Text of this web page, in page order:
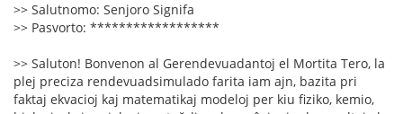
>> Salutnomo: Senjoro Signifa
>> Pasvorto: ******************
>> Saluton! Bonvenon al Gerendevuadantoj el Mortita Tero, la
plej preciza rendevuadsimulado farita iam ajn, bazita pri
faktaj ekvacioj kaj matematikaj modeloj per kiu fiziko, kemio,